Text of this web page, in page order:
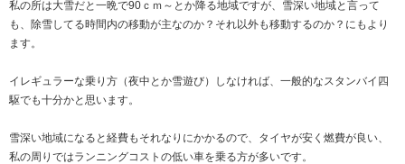
私の所は大雪だと一晩で90ｃｍ～とか降る地域ですが、雪深い地域と言って
も、除雪してる時間内の移動が主なのか？それ以外も移動するのか？にもより
ます。
イレギュラーな乗り方（夜中とか雪遊び）しなければ、一般的なスタンバイ四
駆でも十分かと思います。
雪深い地域になると経費もそれなりにかかるので、タイヤが安く燃費が良い、
私の周りではランニングコストの低い車を乗る方が多いです。